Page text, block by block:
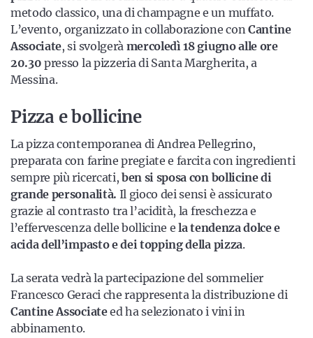
metodo classico, una di champagne e un muffato.
L’evento, organizzato in collaborazione conCantine
Associate, si svolgeràmercoledì 18 giugno alle ore
20.30 presso la pizzeria di Santa Margherita, a
Messina.
Pizza e bollicine
La pizza contemporanea di Andrea Pellegrino,
preparata con farine pregiate e farcita con ingredienti
sempre più ricercati, ben si sposa con bollicine di
grande personalità. Il gioco dei sensi è assicurato
grazie al contrasto tra l’acidità, la freschezza e
l’effervescenza delle bollicine e la tendenza dolce e
acida dell’impasto e dei topping della pizza.
La serata vedrà la partecipazione del sommelier
Francesco Geraci che rappresenta la distribuzione di
Cantine Associateed ha selezionato i vini in
abbinamento.